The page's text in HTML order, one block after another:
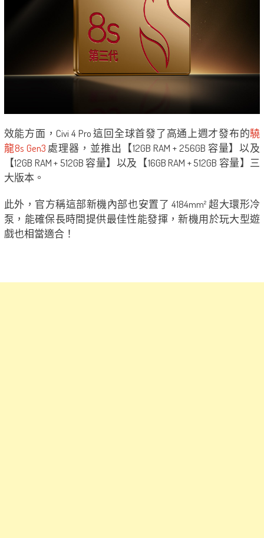
效能方面，Civi 4 Pro 這回全球首發了高通上週才發布的驍
龍8s Gen3 處理器，並推出【12GB RAM + 256GB 容量】以及
【12GB RAM + 512GB 容量】以及【16GB RAM + 512GB 容量】三
大版本。
此外，官方稱這部新機內部也安置了 4184mm² 超大環形冷
泵，能確保長時間提供最佳性能發揮，新機用於玩大型遊
戲也相當適合！